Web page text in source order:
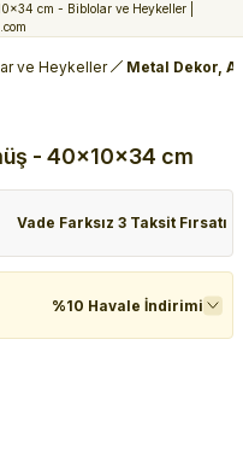
ve Heykeller Metal Dekor,
- 40x10x34 cm
Vade Farksız 3 Taksit Fırsatı
%10 Havale İndirimi